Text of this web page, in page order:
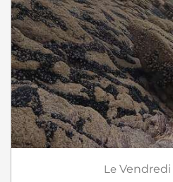
Le Vendredi